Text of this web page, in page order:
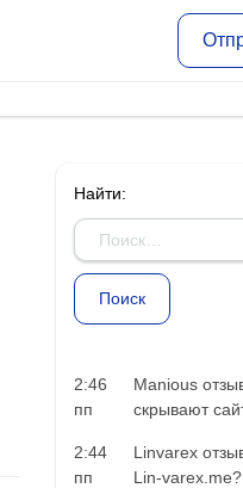
Найти:
2:46
пп
Manious
скрывают
2:44
пп
Linvarex
Lin-varex.me?